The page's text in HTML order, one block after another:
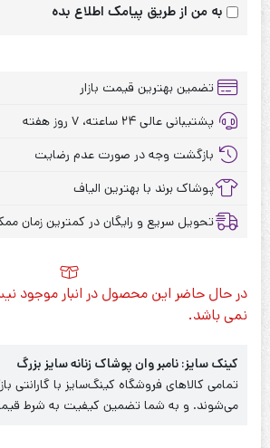
به من از طریق پیامک اطلاع بده
تضمین بهترین قیمت بازار
پشتیبانی عالی ۲۴ ساعته، ۷ روز هفته
بازگشت وجه در صورت عدم رضایت
پوشاک برند با بهترین الیاف
تحویل سریع و رایگان در کمترین زمان
در حال حاضر این محصول در انبار موجود
نمی باشد.
کینک سایز: نامبر وان پوشاک زنانه سایز بزرگ
تمامی کالاهای فروشگاه کینگ‌سایز با گارانتی
می‌شوند. و به شما تضمین کیفیت به شرط